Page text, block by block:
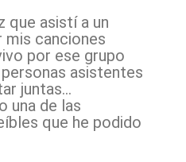
que asistí a un
canciones
por ese grupo
asistentes
juntas…
una de las
que he podido